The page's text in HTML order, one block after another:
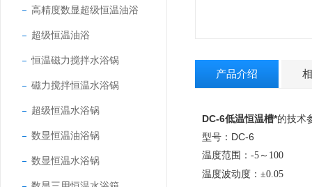
高精度数显超级恒温油浴
超级恒温油浴
恒温磁力搅拌水浴锅
磁力搅拌恒温水浴锅
超级恒温水浴锅
数显恒温油浴锅
数显恒温水浴锅
产品介绍
DC-6低温恒温槽*的技术
型号：DC-6
温度范围： -5 ～ 100
温度波动度： ±0.05